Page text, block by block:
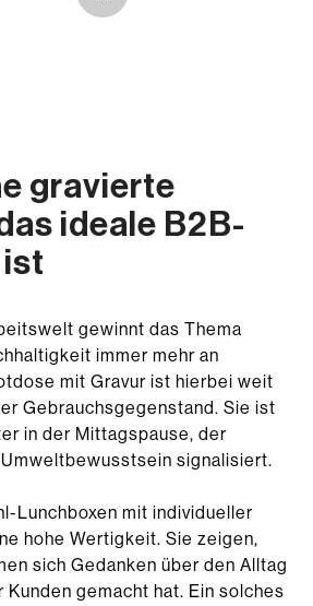
gravierte
ideale B2B-
gewinnt das Thema
immer mehr an
mit Gravur ist hierbei weit
Gebrauchsgegenstand. Sie ist
in der Mittagspause, der
signalisiert.
Lunchboxen mit individueller
hohe Wertigkeit. Sie zeigen,
sich Gedanken über den Alltag
gemacht hat. Ein solches